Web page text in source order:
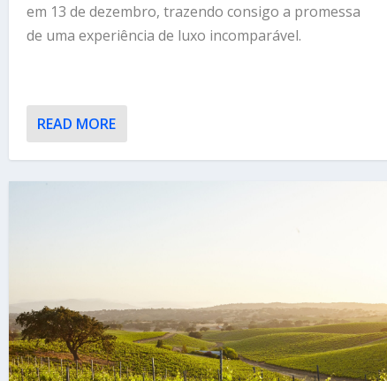
em 13 de dezembro, trazendo consigo a promessa
de uma experiência de luxo incomparável.
READ MORE